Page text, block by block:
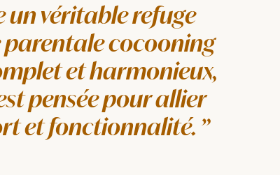
un véritable refuge
cocooning
et harmonieux,
pensée pour allier
et fonctionnalité.